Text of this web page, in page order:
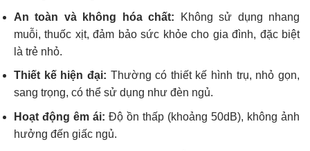
An toàn và không hóa chất: Không sử dụng nhang
muỗi, thuốc xịt, đảm bảo sức khỏe cho gia đình, đặc biệt
là trẻ nhỏ.
Thiết kế hiện đại: Thường có thiết kế hình trụ, nhỏ gọn,
sang trọng, có thể sử dụng như đèn ngủ.
Hoạt động êm ái: Độ ồn thấp (khoảng 50dB), không ảnh
hưởng đến giấc ngủ.